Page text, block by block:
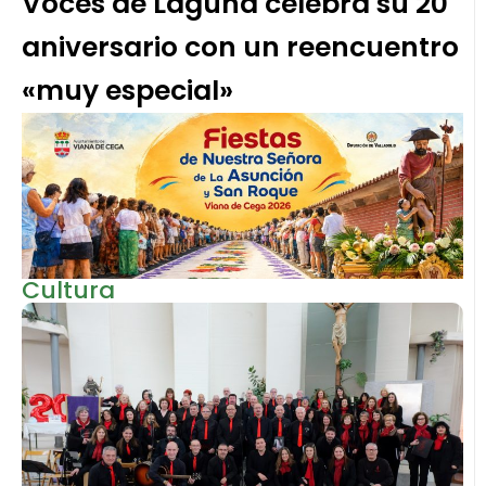
aniversario con un reencuentro
«muy especial»
Cultura